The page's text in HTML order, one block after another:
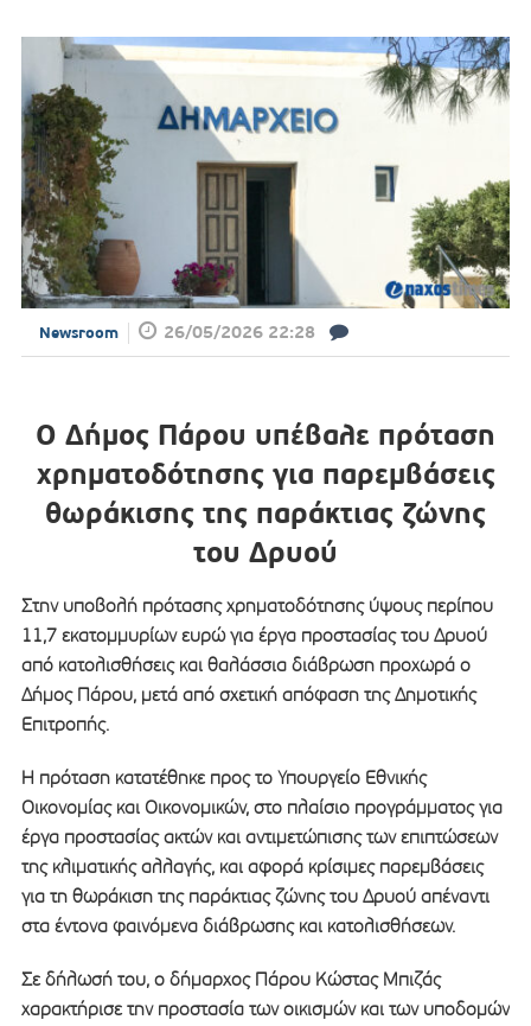
Newsroom 26/05/2026 22:28
Ο Δήμος Πάρου υπέβαλε πρόταση
χρηματοδότησης για παρεμβάσεις
θωράκισης της παράκτιας ζώνης
του Δρυού
Στην υποβολή πρότασης χρηματοδότησης ύψους περίπου
11,7 εκατομμυρίων ευρώ για έργα προστασίας του Δρυού
από κατολισθήσεις και θαλάσσια διάβρωση προχωρά ο
Δήμος Πάρου, μετά από σχετική απόφαση της Δημοτικής
Επιτροπής.
Η πρόταση κατατέθηκε προς το Υπουργείο Εθνικής
Οικονομίας και Οικονομικών, στο πλαίσιο προγράμματος για
έργα προστασίας ακτών και αντιμετώπισης των επιπτώσεων
της κλιματικής αλλαγής, και αφορά κρίσιμες παρεμβάσεις
για τη θωράκιση της παράκτιας ζώνης του Δρυού απέναντι
στα έντονα φαινόμενα διάβρωσης και κατολισθήσεων.
Σε δήλωσή του, ο δήμαρχος Πάρου Κώστας Μπιζάς
χαρακτήρισε την προστασία των οικισμών και των υποδομών